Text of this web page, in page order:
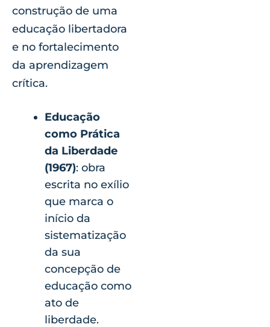
construção de uma
educação libertadora
e no fortalecimento
da aprendizagem
crítica.
Educação
como Prática
da Liberdade
(1967): obra
escrita no exílio
que marca o
início da
sistematização
da sua
concepção de
educação como
ato de
liberdade.